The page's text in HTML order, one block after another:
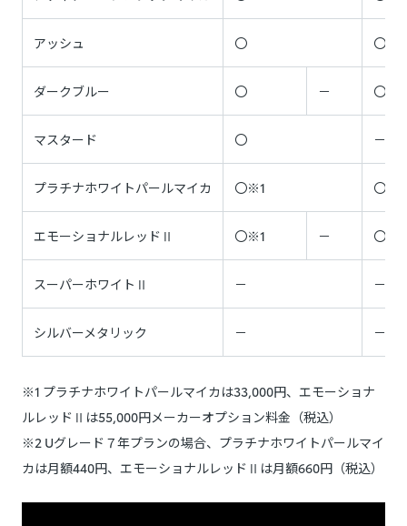
アッシュ 〇 〇
ダークブルー 〇 － 〇
マスタード 〇 －
プラチナホワイトパールマイカ 〇※1 〇※2
エモーショナルレッドⅡ 〇※1 － 〇※2
スーパーホワイトⅡ － －
シルバーメタリック － －
※1 プラチナホワイトパールマイカは33,000円、エモーショナ
ルレッドⅡは55,000円メーカーオプション料金（税込）
※2 Uグレード７年プランの場合、プラチナホワイトパールマイ
カは月額440円、エモーショナルレッドⅡは月額660円（税込）